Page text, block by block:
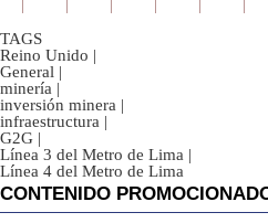
TAGS
Reino Unido |
General |
minería |
inversión minera |
infraestructura |
G2G |
Línea 3 del Metro de Lima |
Línea 4 del Metro de Lima